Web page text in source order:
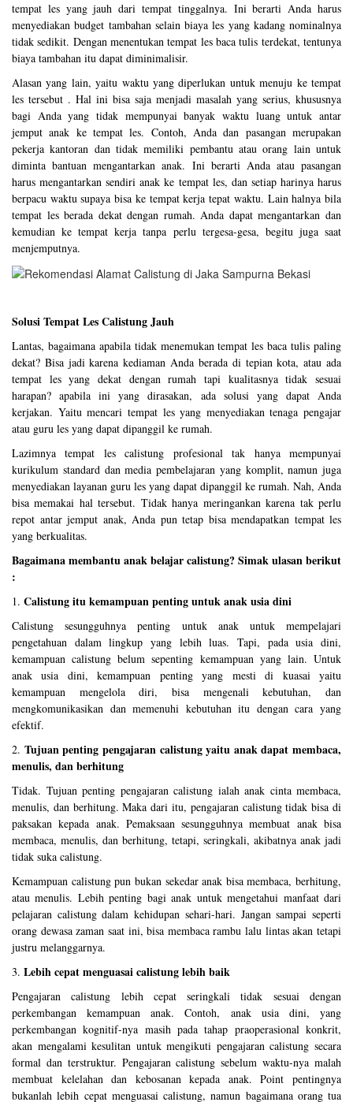
tempat les yang jauh dari tempat tinggalnya. Ini berarti Anda harus
menyediakan budget tambahan selain biaya les yang kadang nominalnya
tidak sedikit. Dengan menentukan tempat les baca tulis terdekat, tentunya
biaya tambahan itu dapat diminimalisir.
Alasan yang lain, yaitu waktu yang diperlukan untuk menuju ke tempat
les tersebut . Hal ini bisa saja menjadi masalah yang serius, khususnya
bagi Anda yang tidak mempunyai banyak waktu luang untuk antar
jemput anak ke tempat les. Contoh, Anda dan pasangan merupakan
pekerja kantoran dan tidak memiliki pembantu atau orang lain untuk
diminta bantuan mengantarkan anak. Ini berarti Anda atau pasangan
harus mengantarkan sendiri anak ke tempat les, dan setiap harinya harus
berpacu waktu supaya bisa ke tempat kerja tepat waktu. Lain halnya bila
tempat les berada dekat dengan rumah. Anda dapat mengantarkan dan
kemudian ke tempat kerja tanpa perlu tergesa-gesa, begitu juga saat
menjemputnya.
Solusi Tempat Les Calistung Jauh
Lantas, bagaimana apabila tidak menemukan tempat les baca tulis paling
dekat? Bisa jadi karena kediaman Anda berada di tepian kota, atau ada
tempat les yang dekat dengan rumah tapi kualitasnya tidak sesuai
harapan? apabila ini yang dirasakan, ada solusi yang dapat Anda
kerjakan. Yaitu mencari tempat les yang menyediakan tenaga pengajar
atau guru les yang dapat dipanggil ke rumah.
Lazimnya tempat les calistung profesional tak hanya mempunyai
kurikulum standard dan media pembelajaran yang komplit, namun juga
menyediakan layanan guru les yang dapat dipanggil ke rumah. Nah, Anda
bisa memakai hal tersebut. Tidak hanya meringankan karena tak perlu
repot antar jemput anak, Anda pun tetap bisa mendapatkan tempat les
yang berkualitas.
Bagaimana membantu anak belajar calistung? Simak ulasan berikut
:
1. Calistung itu kemampuan penting untuk anak usia dini
Calistung sesungguhnya penting untuk anak untuk mempelajari
pengetahuan dalam lingkup yang lebih luas. Tapi, pada usia dini,
kemampuan calistung belum sepenting kemampuan yang lain. Untuk
anak usia dini, kemampuan penting yang mesti di kuasai yaitu
kemampuan mengelola diri, bisa mengenali kebutuhan, dan
mengkomunikasikan dan memenuhi kebutuhan itu dengan cara yang
efektif.
2. Tujuan penting pengajaran calistung yaitu anak dapat membaca,
menulis, dan berhitung
Tidak. Tujuan penting pengajaran calistung ialah anak cinta membaca,
menulis, dan berhitung. Maka dari itu, pengajaran calistung tidak bisa di
paksakan kepada anak. Pemaksaan sesungguhnya membuat anak bisa
membaca, menulis, dan berhitung, tetapi, seringkali, akibatnya anak jadi
tidak suka calistung.
Kemampuan calistung pun bukan sekedar anak bisa membaca, berhitung,
atau menulis. Lebih penting bagi anak untuk mengetahui manfaat dari
pelajaran calistung dalam kehidupan sehari-hari. Jangan sampai seperti
orang dewasa zaman saat ini, bisa membaca rambu lalu lintas akan tetapi
justru melanggarnya.
3. Lebih cepat menguasai calistung lebih baik
Pengajaran calistung lebih cepat seringkali tidak sesuai dengan
perkembangan kemampuan anak. Contoh, anak usia dini, yang
perkembangan kognitif-nya masih pada tahap praoperasional konkrit,
akan mengalami kesulitan untuk mengikuti pengajaran calistung secara
formal dan terstruktur. Pengajaran calistung sebelum waktu-nya malah
membuat kelelahan dan kebosanan kepada anak. Point pentingnya
bukanlah lebih cepat menguasai calistung, namun bagaimana orang tua